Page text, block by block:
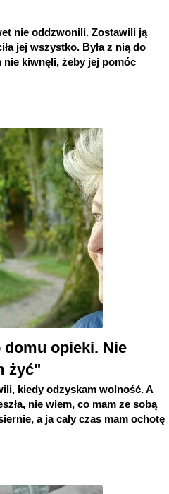
nie oddzwonili. Zostawili ją
jej wszystko. Była z nią do
nie kiwnęli, żeby jej pomóc
domu opieki. Nie
żyć"
kiedy odzyskam wolność. A
nie wiem, co mam ze sobą
a ja cały czas mam ochotę